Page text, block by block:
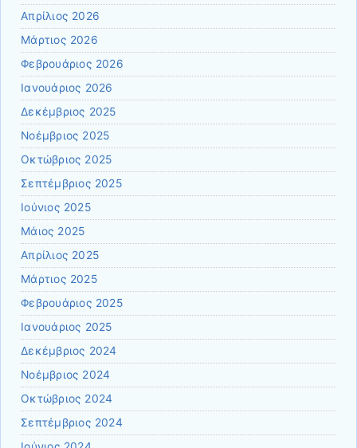
Απρίλιος 2026
Μάρτιος 2026
Φεβρουάριος 2026
Ιανουάριος 2026
Δεκέμβριος 2025
Νοέμβριος 2025
Οκτώβριος 2025
Σεπτέμβριος 2025
Ιούνιος 2025
Μάιος 2025
Απρίλιος 2025
Μάρτιος 2025
Φεβρουάριος 2025
Ιανουάριος 2025
Δεκέμβριος 2024
Νοέμβριος 2024
Οκτώβριος 2024
Σεπτέμβριος 2024